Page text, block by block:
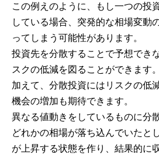
この例えのように、もし一つの投
している場合、突発的な相場変動
ってしまう可能性があります。
投資先を分散することで予想でき
スクの低減を図ることができます。
加えて、分散投資にはリスクの低
機会の増加も期待できます。
異なる値動きをしているものに分
どれかの相場が落ち込んでいたと
が上昇する状態を作り、結果的に